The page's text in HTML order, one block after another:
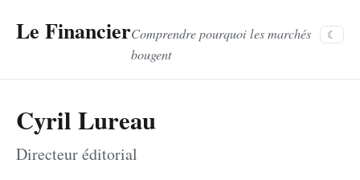
Le FinancierComprendre pourquoi les marchés
bougent
☾
Cyril Lureau
Directeur éditorial